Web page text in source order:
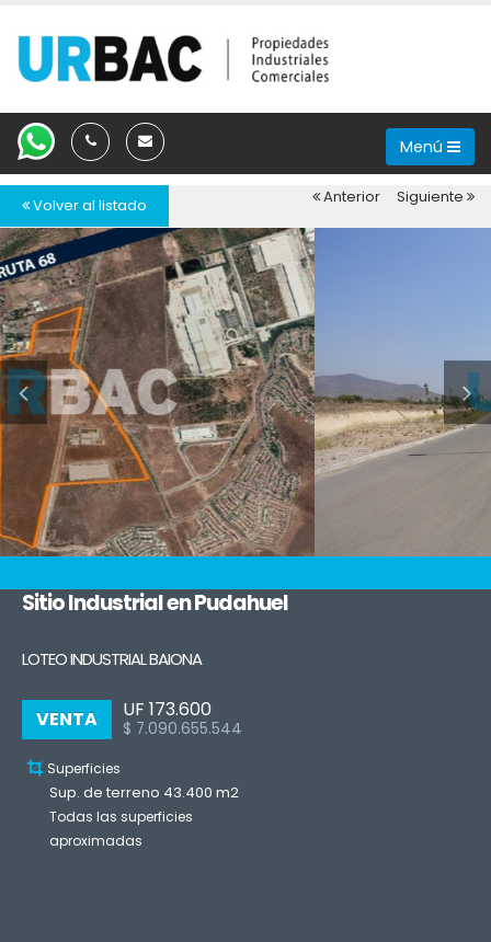
Menú
Volver al listado Anterior Siguiente
Anterior
Sitio Industrial en Pudahuel
LOTEO INDUSTRIAL BAIONA
VENTA UF 173.600
$ 7.090.655.544
Superficies
Sup. de terreno 43.400 m2
Todas las superficies
aproximadas